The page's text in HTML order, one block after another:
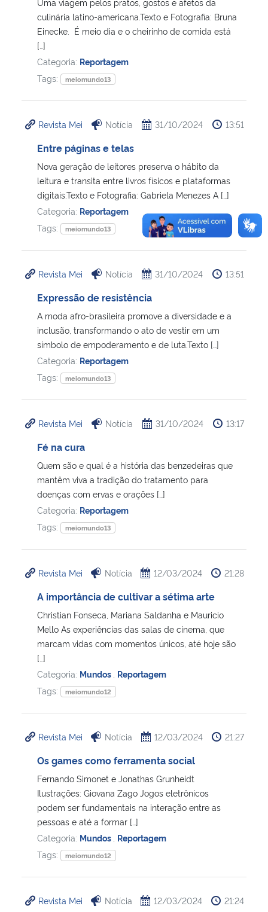
culinária latino-americana.Texto e Fotografia: Bruna
Einecke. É meio dia e o cheirinho de comida está
[…]
Categoria: Reportagem
Tags:
meiomundo13
Revista Mei Notícia 31/10/2024 13:51
Entre páginas e telas
Nova geração de leitores preserva o hábito da
leitura e transita entre livros físicos e plataformas
digitais.Texto e Fotografia: Gabriela Menezes A […]
Categoria: Reportagem
Tags:
meiomundo13
Revista Mei Notícia 31/10/2024 13:51
Expressão de resistência
A moda afro-brasileira promove a diversidade e a
inclusão, transformando o ato de vestir em um
símbolo de empoderamento e de luta.Texto […]
Categoria: Reportagem
Tags:
meiomundo13
Revista Mei Notícia 31/10/2024 13:17
Fé na cura
Quem são e qual é a história das benzedeiras que
mantêm viva a tradição do tratamento para
doenças com ervas e orações […]
Categoria: Reportagem
Tags:
meiomundo13
Revista Mei Notícia 12/03/2024 21:28
A importância de cultivar a sétima arte
Christian Fonseca, Mariana Saldanha e Mauricio
Mello As experiências das salas de cinema, que
marcam vidas com momentos únicos, até hoje são
[…]
Categoria: Mundos Reportagem
Tags:
meiomundo12
Revista Mei Notícia 12/03/2024 21:27
Os games como ferramenta social
Fernando Simonet e Jonathas Grunheidt
Ilustrações: Giovana Zago Jogos eletrônicos
podem ser fundamentais na interação entre as
pessoas e até a formar […]
Categoria: Mundos Reportagem
Tags:
meiomundo12
Revista Mei Notícia 12/03/2024 21:24